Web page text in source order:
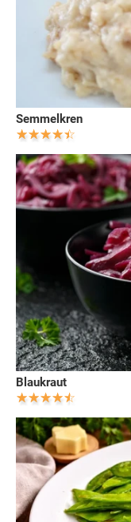
Semmelkren
Blaukraut